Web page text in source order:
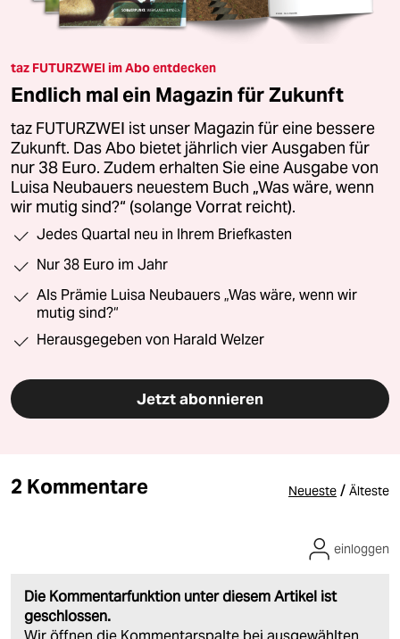
taz FUTURZWEI im Abo entdecken
Endlich mal ein Magazin für Zukunft
taz FUTURZWEI ist unser Magazin für eine bessere
Zukunft. Das Abo bietet jährlich vier Ausgaben für
nur 38 Euro. Zudem erhalten Sie eine Ausgabe von
Luisa Neubauers neuestem Buch „Was wäre, wenn
wir mutig sind?“ (solange Vorrat reicht).
Jedes Quartal neu in Ihrem Briefkasten
Nur 38 Euro im Jahr
Als Prämie Luisa Neubauers „Was wäre, wenn wir
mutig sind?“
Herausgegeben von Harald Welzer
Jetzt abonnieren
2 Kommentare Neueste / Älteste
Die Kommentarfunktion unter diesem Artikel ist
geschlossen.
einloggen